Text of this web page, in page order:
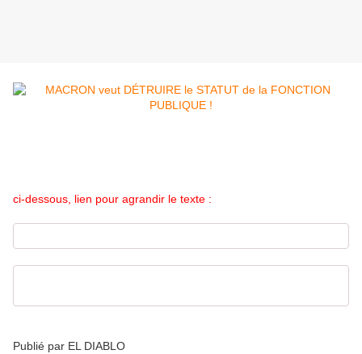
ci-dessous, lien pour agrandir le texte :
Publié par EL DIABLO